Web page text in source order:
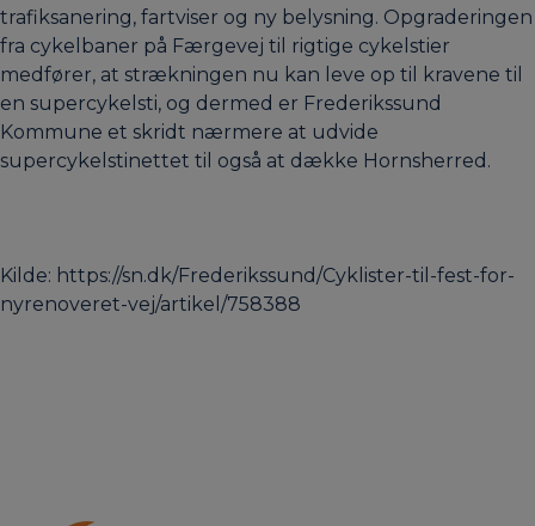
trafiksanering, fartviser og ny belysning. Opgraderingen
fra cykelbaner på Færgevej til rigtige cykelstier
medfører, at strækningen nu kan leve op til kravene til
en supercykelsti, og dermed er Frederikssund
Kommune et skridt nærmere at udvide
supercykelstinettet til også at dække Hornsherred.
Kilde: https://sn.dk/Frederikssund/Cyklister-til-fest-for-
nyrenoveret-vej/artikel/758388